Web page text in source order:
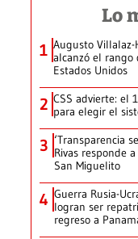
Lo
1 Augusto
alcanzó el
Estados Unidos
2 CSS advierte: el
para elegir el
3 ‘Transparencia
Rivas responde
San Miguelito
4 Guerra Rusia-
logran ser
regreso a